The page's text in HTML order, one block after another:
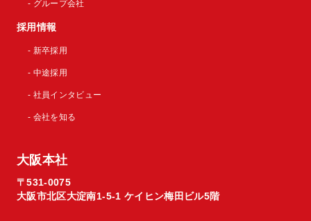
- グループ会社
採用情報
- 新卒採用
- 中途採用
- 社員インタビュー
- 会社を知る
大阪本社
〒531-0075
大阪市北区大淀南1-5-1 ケイヒン梅田ビル5階